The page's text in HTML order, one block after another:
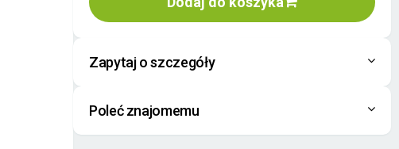
Zapytaj o szczegóły
Poleć znajomemu